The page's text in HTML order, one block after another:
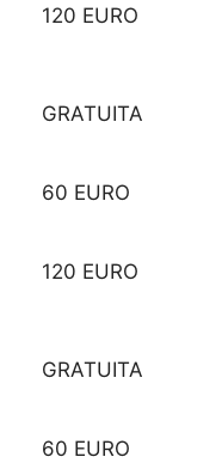
120 EURO
GRATUITA
60 EURO
120 EURO
GRATUITA
60 EURO